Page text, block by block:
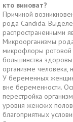
кто виноват?
Причиной
рода Candida.
распространенными
Микроорганизмы
микрофлоры ротовой
большинства
организме человека,
У беременных
вне беременности.
перестройка
уровня женских
благоприятных